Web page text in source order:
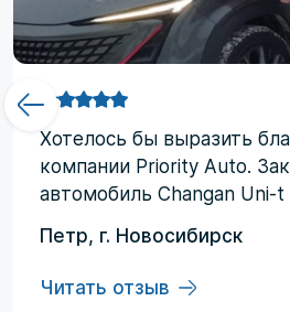
Хотелоcь бы выразить
компании Priority Аuto.
автомобиль Changan Uni-t
компании узнал от друзей
работе. Работал со мной
Евгений, логисты Ольга и
Петр, г. Новосибирск
Читать отзыв